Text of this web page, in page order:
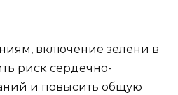
включение зелени в
риск сердечно-
и повысить общую